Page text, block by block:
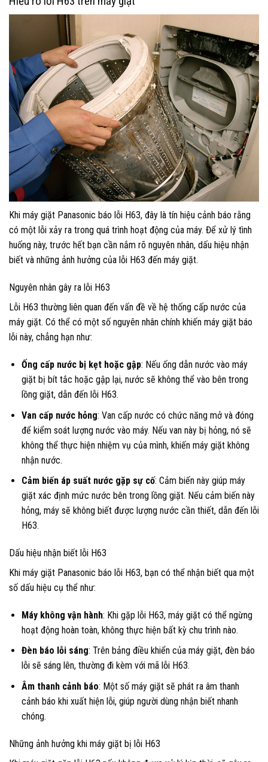
Khi máy giặt Panasonic báo lỗi H63, đây là tín hiệu cảnh báo rằng
có một lỗi xảy ra trong quá trình hoạt động của máy. Để xử lý tình
huống này, trước hết bạn cần nắm rõ nguyên nhân, dấu hiệu nhận
biết và những ảnh hưởng của lỗi H63 đến máy giặt.
Nguyên nhân gây ra lỗi H63
Lỗi H63 thường liên quan đến vấn đề về hệ thống cấp nước của
máy giặt. Có thể có một số nguyên nhân chính khiến máy giặt báo
lỗi này, chẳng hạn như:
Ống cấp nước bị kẹt hoặc gập: Nếu ống dẫn nước vào máy
giặt bị bít tắc hoặc gập lại, nước sẽ không thể vào bên trong
lồng giặt, dẫn đến lỗi H63.
Van cấp nước hỏng: Van cấp nước có chức năng mở và đóng
để kiểm soát lượng nước vào máy. Nếu van này bị hỏng, nó sẽ
không thể thực hiện nhiệm vụ của mình, khiến máy giặt không
nhận nước.
Cảm biến áp suất nước gặp sự cố: Cảm biến này giúp máy
giặt xác định mức nước bên trong lồng giặt. Nếu cảm biến này
hỏng, máy sẽ không biết được lượng nước cần thiết, dẫn đến lỗi
H63.
Dấu hiệu nhận biết lỗi H63
Khi máy giặt Panasonic báo lỗi H63, bạn có thể nhận biết qua một
số dấu hiệu cụ thể như:
Máy không vận hành: Khi gặp lỗi H63, máy giặt có thể ngừng
hoạt động hoàn toàn, không thực hiện bất kỳ chu trình nào.
Đèn báo lỗi sáng: Trên bảng điều khiển của máy giặt, đèn báo
lỗi sẽ sáng lên, thường đi kèm với mã lỗi H63.
Âm thanh cảnh báo: Một số máy giặt sẽ phát ra âm thanh
cảnh báo khi xuất hiện lỗi, giúp người dùng nhận biết nhanh
chóng.
Những ảnh hưởng khi máy giặt bị lỗi H63